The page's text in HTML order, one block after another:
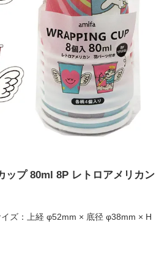
ップ 80ml 8P レトロアメリカン
ズ：上経 φ52mm × 底径 φ38mm × H